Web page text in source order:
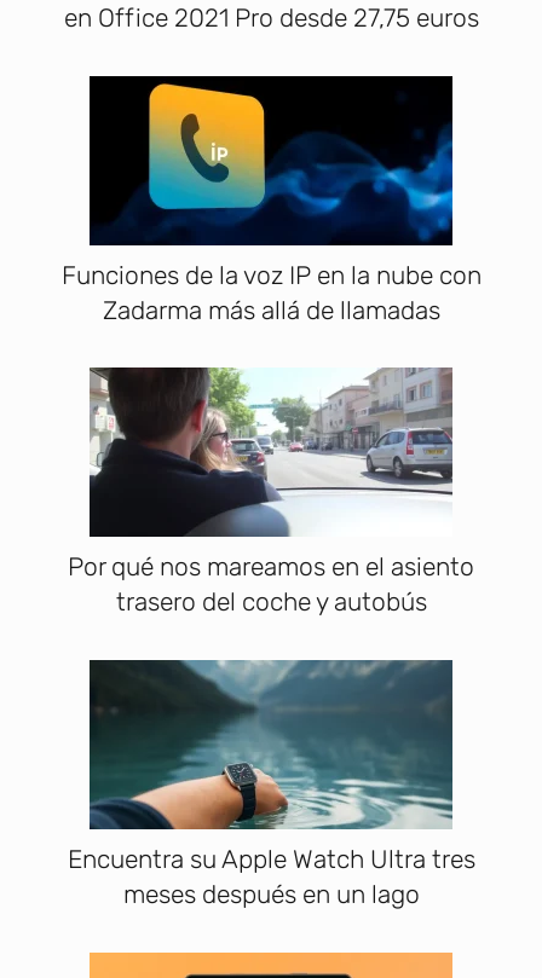
en Office 2021 Pro desde 27,75 euros
Funciones de la voz IP en la nube con
Zadarma más allá de llamadas
Por qué nos mareamos en el asiento
trasero del coche y autobús
Encuentra su Apple Watch Ultra tres
meses después en un lago